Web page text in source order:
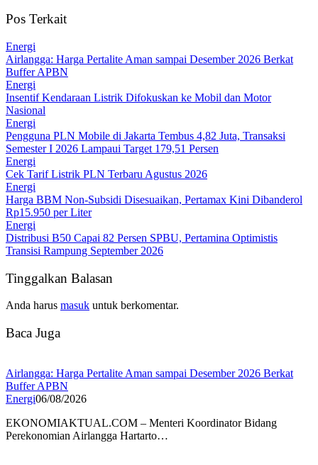
Pos Terkait
Energi
Airlangga: Harga Pertalite Aman sampai Desember 2026 Berkat
Buffer APBN
Energi
Insentif Kendaraan Listrik Difokuskan ke Mobil dan Motor
Nasional
Energi
Pengguna PLN Mobile di Jakarta Tembus 4,82 Juta, Transaksi
Semester I 2026 Lampaui Target 179,51 Persen
Energi
Cek Tarif Listrik PLN Terbaru Agustus 2026
Energi
Harga BBM Non-Subsidi Disesuaikan, Pertamax Kini Dibanderol
Rp15.950 per Liter
Energi
Distribusi B50 Capai 82 Persen SPBU, Pertamina Optimistis
Transisi Rampung September 2026
Tinggalkan Balasan
Anda harus masuk untuk berkomentar.
Baca Juga
Airlangga: Harga Pertalite Aman sampai Desember 2026 Berkat
Buffer APBN
Energi06/08/2026
EKONOMIAKTUAL.COM – Menteri Koordinator Bidang
Perekonomian Airlangga Hartarto…